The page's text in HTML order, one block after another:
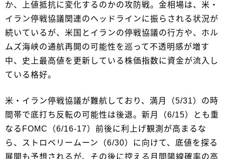
か、上値抵抗に変化するのかの攻防戦。金相場は、米・
イラン停戦協議関連のヘッドラインに振らされる状況が
続いているが、米国とイランの停戦協議の行方や、ホル
ムズ海峡の通航再開の可能性を巡って不透明感が増す
中、史上最高値を更新している株価指数に資金が流入し
ている格好。
米・イラン停戦協議が難航しており、満月（5/31）の時
間帯で底打ち反転の可能性は後退。新月（6/15）とも重
なるFOMC（6/16-17）前後に利上げ観測が高まるな
ら、ストロベリームーン（6/30）に向けて、底値を探る
展開も予想されるが、その後に控える月間陽線確率の高